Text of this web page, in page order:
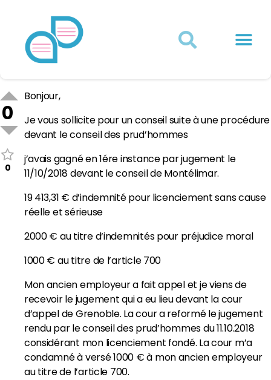
0
0
Bonjour,
Je vous sollicite pour un conseil suite à une procédure
devant le conseil des prud’hommes
j’avais gagné en 1ére instance par jugement le
11/10/2018 devant le conseil de Montélimar.
19 413,31 € d’indemnité pour licenciement sans cause
réelle et sérieuse
2000 € au titre d‘indemnités pour préjudice moral
1000 € au titre de l’article 700
Mon ancien employeur a fait appel et je viens de
recevoir le jugement qui a eu lieu devant la cour
d’appel de Grenoble. La cour a reformé le jugement
rendu par le conseil des prud’hommes du 11.10.2018
considérant mon licenciement fondé. La cour m’a
condamné à versé 1000 € à mon ancien employeur
au titre de l’article 700.